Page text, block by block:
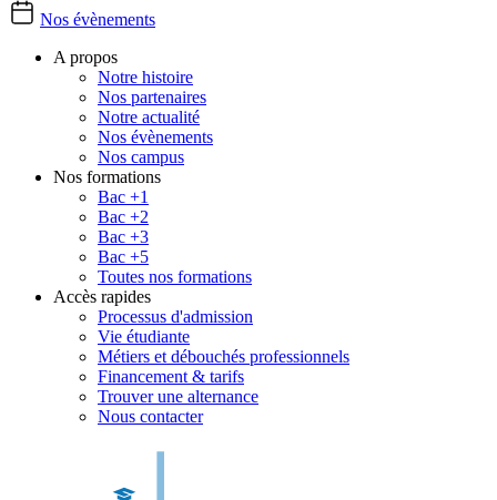
Nos évènements
A propos
Notre histoire
Nos partenaires
Notre actualité
Nos évènements
Nos campus
Nos formations
Bac +1
Bac +2
Bac +3
Bac +5
Toutes nos formations
Accès rapides
Processus d'admission
Vie étudiante
Métiers et débouchés professionnels
Financement & tarifs
Trouver une alternance
Nous contacter